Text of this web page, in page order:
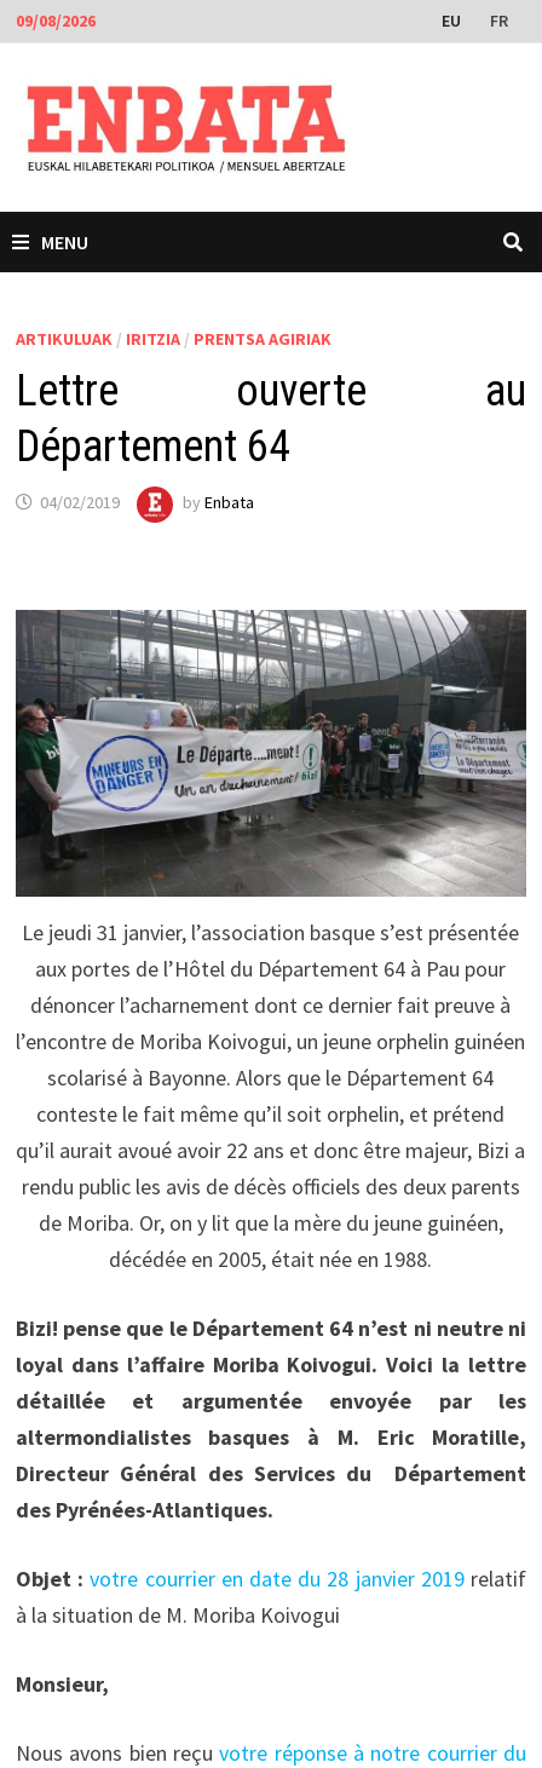
Skip
to
content
09/08/2026 EU FR
MENU
ARTIKULUAK / IRITZIA/ PRENTSA AGIRIAK
Lettre ouverte au
Département 64
04/02/2019 by Enbata
Le jeudi 31 janvier, l’association basque s’est présentée
aux portes de l’Hôtel du Département 64 à Pau pour
dénoncer l’acharnement dont ce dernier fait preuve à
l’encontre de Moriba Koivogui, un jeune orphelin guinéen
scolarisé à Bayonne. Alors que le Département 64
conteste le fait même qu’il soit orphelin, et prétend
qu’il aurait avoué avoir 22 ans et donc être majeur, Bizi a
rendu public les avis de décès officiels des deux parents
de Moriba. Or, on y lit que la mère du jeune guinéen,
décédée en 2005, était née en 1988.
Bizi! pense que le Département 64 n’est ni neutre ni
loyal dans l’affaire Moriba Koivogui. Voici la lettre
détaillée et argumentée envoyée par les
altermondialistes basques à M. Eric Moratille,
Directeur Général des Services du Département
des Pyrénées-Atlantiques.
Objet : votre courrier en date du 28 janvier 2019relatif
à la situation de M. Moriba Koivogui
Monsieur,
Nous avons bien reçuvotre réponse à notre courrier du